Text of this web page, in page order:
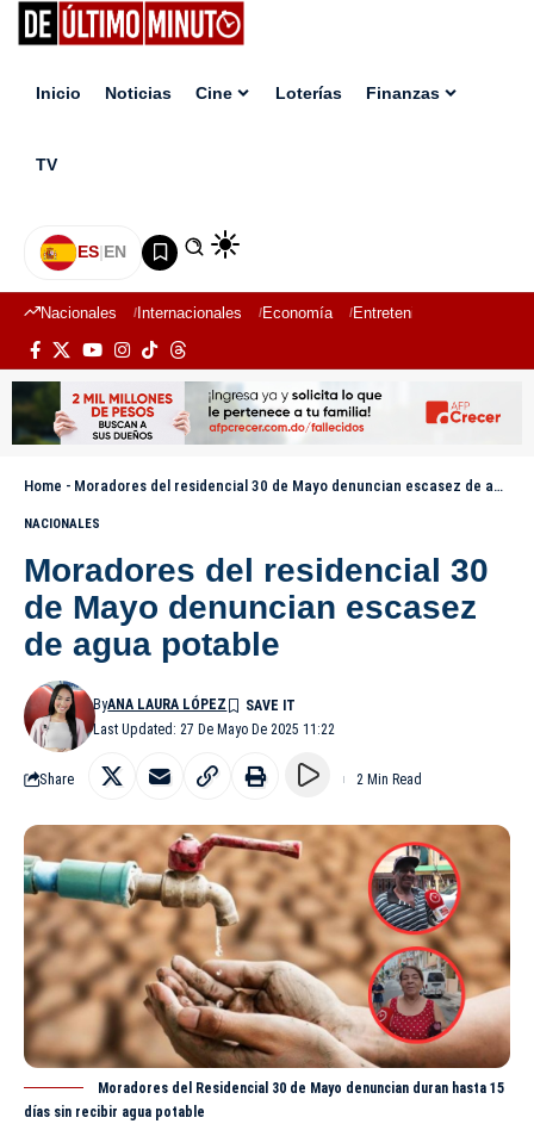
Inicio Noticias Cine Loterías Finanzas
TV
ES|EN
Nacionales Internacionales Economía Entretenimiento
Home - Moradores del residencial 30 de Mayo denuncian escasez de agua potable
NACIONALES
Moradores del residencial 30
de Mayo denuncian escasez
de agua potable
Last Updated: 27 De Mayo De 2025 11:22
ByANA LAURA LÓPEZ
Share 2 Min Read
Moradores del Residencial 30 de Mayo denuncian duran hasta 15
días sin recibir agua potable